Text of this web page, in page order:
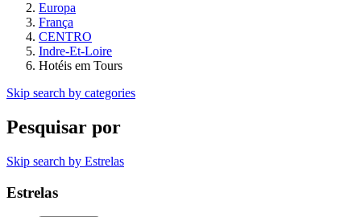
Europa
França
CENTRO
Indre-Et-Loire
Hotéis em Tours
Skip search by categories
Pesquisar por
Skip search by Estrelas
Estrelas